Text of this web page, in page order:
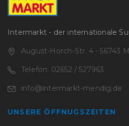
Intermarkt - der internationale
August-Horch-Str. 4 - 56743
Telefon: 02652 / 527963
info@intermarkt-mendig.de
UNSERE ÖFFNUGSZEITEN